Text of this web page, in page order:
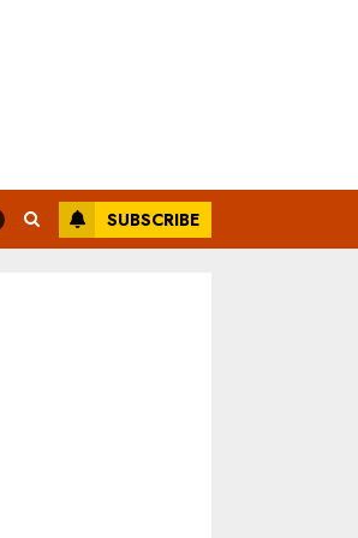
SUBSCRIBE